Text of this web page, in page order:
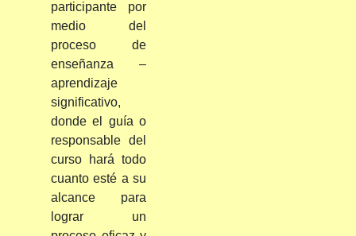
participante por
medio del
proceso de
enseñanza –
aprendizaje
significativo,
donde el guía o
responsable del
curso hará todo
cuanto esté a su
alcance para
lograr un